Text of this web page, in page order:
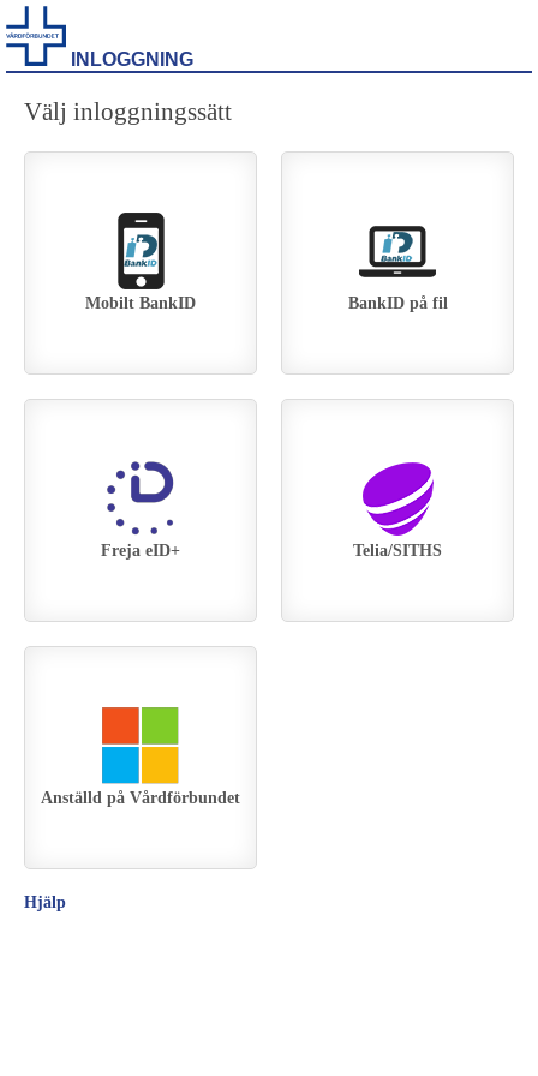
INLOGGNING
Välj inloggningssätt
Mobilt BankID BankID på fil
Telia/SITHS
Anställd på Vårdförbundet
Freja eID+
Hjälp